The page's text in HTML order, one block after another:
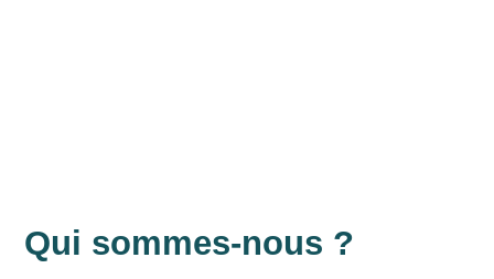
Qui sommes-nous ?